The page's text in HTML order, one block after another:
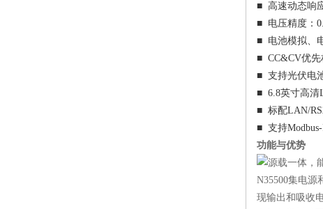
■ 高速动态响
■ 电压精度：
■ 电池模拟、
■ CC&CV优先
■ 支持光伏电
■ 6.8英寸高清
■ 标配LAN/
■ 支持
功能与优势
源载一体，
N35500集电源
现输出和吸收